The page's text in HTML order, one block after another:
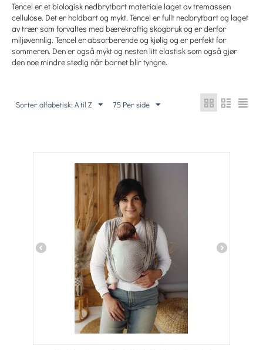
Tencel er et biologisk nedbrytbart materiale laget av tremassen
cellulose. Det er holdbart og mykt. Tencel er fullt nedbrytbart og laget
av trær som forvaltes med bærekraftig skogbruk og er derfor
miljøvennlig. Tencel er absorberende og kjølig og er perfekt for
sommeren. Den er også mykt og nesten litt elastisk som også gjør
den noe mindre stødig når barnet blir tyngre.
Sorter alfabetisk: A til Z 75 Per side